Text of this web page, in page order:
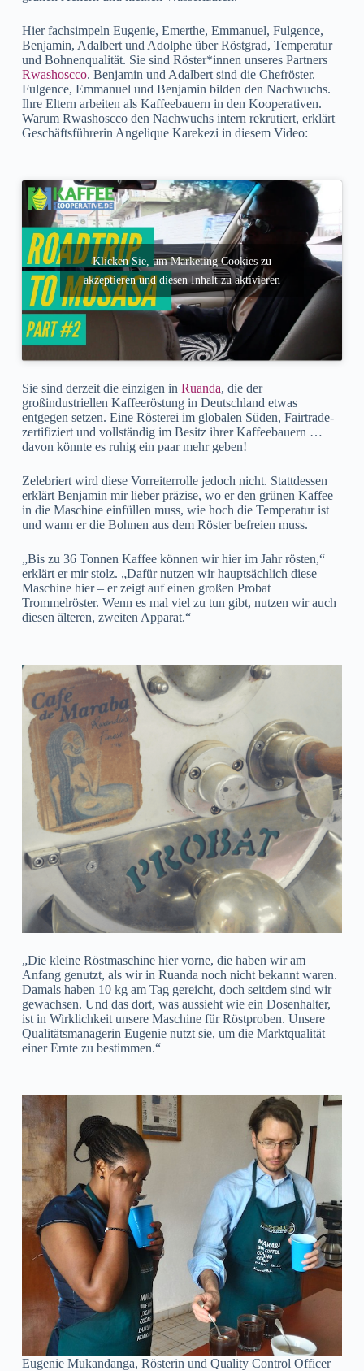
Hier fachsimpeln Eugenie, Emerthe, Emmanuel, Fulgence,
Benjamin, Adalbert und Adolphe über Röstgrad, Temperatur
und Bohnenqualität. Sie sind Röster*innen unseres Partners
Rwashoscco. Benjamin und Adalbert sind die Chefröster.
Fulgence, Emmanuel und Benjamin bilden den Nachwuchs.
Ihre Eltern arbeiten als Kaffeebauern in den Kooperativen.
Warum Rwashoscco den Nachwuchs intern rekrutiert, erklärt
Geschäftsführerin Angelique Karekezi in diesem Video:
Klicken Sie, um Marketing Cookies zu
akzeptieren und diesen Inhalt zu aktivieren
Sie sind derzeit die einzigen in Ruanda, die der
großindustriellen Kaffeeröstung in Deutschland etwas
entgegen setzen. Eine Rösterei im globalen Süden, Fairtrade-
zertifiziert und vollständig im Besitz ihrer Kaffeebauern …
davon könnte es ruhig ein paar mehr geben!
Zelebriert wird diese Vorreiterrolle jedoch nicht. Stattdessen
erklärt Benjamin mir lieber präzise, wo er den grünen Kaffee
in die Maschine einfüllen muss, wie hoch die Temperatur ist
und wann er die Bohnen aus dem Röster befreien muss.
„Bis zu 36 Tonnen Kaffee können wir hier im Jahr rösten,“
erklärt er mir stolz. „Dafür nutzen wir hauptsächlich diese
Maschine hier – er zeigt auf einen großen Probat
Trommelröster. Wenn es mal viel zu tun gibt, nutzen wir auch
diesen älteren, zweiten Apparat.“
„Die kleine Röstmaschine hier vorne, die haben wir am
Anfang genutzt, als wir in Ruanda noch nicht bekannt waren.
Damals haben 10 kg am Tag gereicht, doch seitdem sind wir
gewachsen. Und das dort, was aussieht wie ein Dosenhalter,
ist in Wirklichkeit unsere Maschine für Röstproben. Unsere
Qualitätsmanagerin Eugenie nutzt sie, um die Marktqualität
einer Ernte zu bestimmen.“
Eugenie Mukandanga, Rösterin und Quality Control Officer